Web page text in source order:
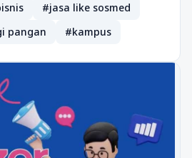
#jasa like sosmed
pangan
#kampus